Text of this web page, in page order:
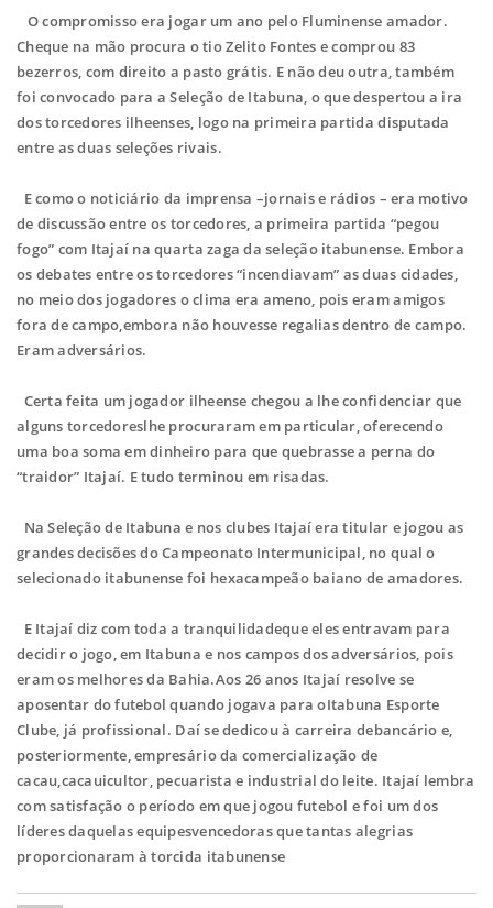
O compromisso era jogar um ano pelo Fluminense amador.
Cheque na mão procura o tio Zelito Fontes e comprou 83
bezerros, com direito a pasto grátis. E não deu outra, também
foi convocado para a Seleção de Itabuna, o que despertou a ira
dos torcedores ilheenses, logo na primeira partida disputada
entre as duas seleções rivais.
E como o noticiário da imprensa –jornais e rádios – era motivo
de discussão entre os torcedores, a primeira partida “pegou
fogo” com Itajaí na quarta zaga da seleção itabunense. Embora
os debates entre os torcedores “incendiavam” as duas cidades,
no meio dos jogadores o clima era ameno, pois eram amigos
fora de campo,embora não houvesse regalias dentro de campo.
Eram adversários.
Certa feita um jogador ilheense chegou a lhe confidenciar que
alguns torcedoreslhe procuraram em particular, oferecendo
uma boa soma em dinheiro para que quebrasse a perna do
“traidor” Itajaí. E tudo terminou em risadas.
Na Seleção de Itabuna e nos clubes Itajaí era titular e jogou as
grandes decisões do Campeonato Intermunicipal, no qual o
selecionado itabunense foi hexacampeão baiano de amadores.
E Itajaí diz com toda a tranquilidadeque eles entravam para
decidir o jogo, em Itabuna e nos campos dos adversários, pois
eram os melhores da Bahia.Aos 26 anos Itajaí resolve se
aposentar do futebol quando jogava para oItabuna Esporte
Clube, já profissional. Daí se dedicou à carreira debancário e,
posteriormente, empresário da comercialização de
cacau,cacauicultor, pecuarista e industrial do leite. Itajaí lembra
com satisfação o período em que jogou futebol e foi um dos
líderes daquelas equipesvencedoras que tantas alegrias
proporcionaram à torcida itabunense